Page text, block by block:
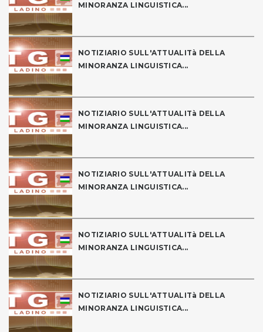
MINORANZA LINGUISTICA...
NOTIZIARIO SULL'ATTUALITà DELLA
MINORANZA LINGUISTICA...
NOTIZIARIO SULL'ATTUALITà DELLA
MINORANZA LINGUISTICA...
NOTIZIARIO SULL'ATTUALITà DELLA
MINORANZA LINGUISTICA...
NOTIZIARIO SULL'ATTUALITà DELLA
MINORANZA LINGUISTICA...
NOTIZIARIO SULL'ATTUALITà DELLA
MINORANZA LINGUISTICA...